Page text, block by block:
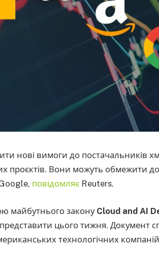
нові вимоги до постачальників
проєктів. Вони можуть обмежити
повідомляє Reuters.
майбутнього законуCloud and AI
представити цього тижня.
технологічних